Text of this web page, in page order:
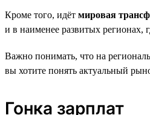
Кроме того, идёт мировая
и в наименее развитых регионах,
Важно понимать, что на
вы хотите понять актуальный
Гонка зарплат